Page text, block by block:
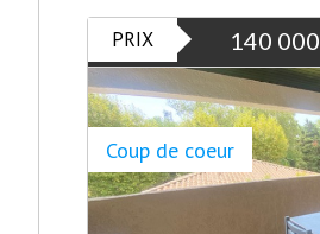
PRIX 140 000
Coup de coeur